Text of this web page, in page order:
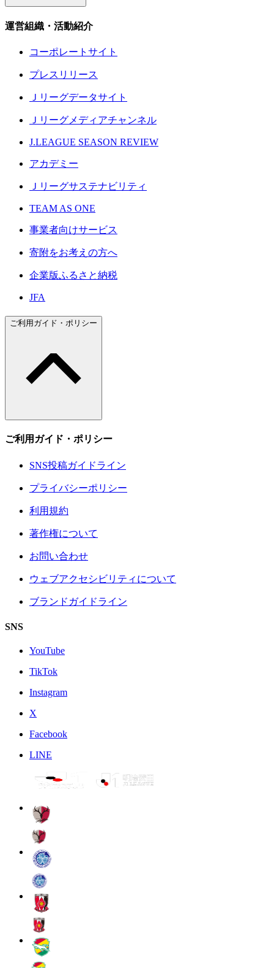
運営組織・活動紹介
コーポレートサイト
プレスリリース
Ｊリーグデータサイト
Ｊリーグメディアチャンネル
J.LEAGUE SEASON REVIEW
アカデミー
Ｊリーグサステナビリティ
TEAM AS ONE
事業者向けサービス
寄附をお考えの方へ
企業版ふるさと納税
JFA
ご利用ガイド・ポリシー
ご利用ガイド・ポリシー
SNS投稿ガイドライン
プライバシーポリシー
利用規約
著作権について
お問い合わせ
ウェブアクセシビリティについて
ブランドガイドライン
SNS
YouTube
TikTok
Instagram
X
Facebook
LINE